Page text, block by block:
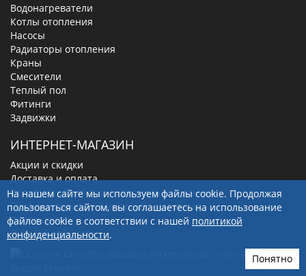
Водонагреватели
Котлы отопления
Насосы
Радиаторы отопления
Краны
Смесители
Теплый пол
Фитинги
Задвижки
ИНТЕРНЕТ-МАГАЗИН
Акции и скидки
Доставка и оплата
Политика обработки персональных данных
Правила продажи в интернет-магазине
Карта сайта
Личный кабинет
На нашем сайте мы используем файлы cookie. Продолжая
пользоваться сайтом, вы соглашаетесь на использование
файлов cookie в соответствии с нашей политикой
конфиденциальности.
Понятно